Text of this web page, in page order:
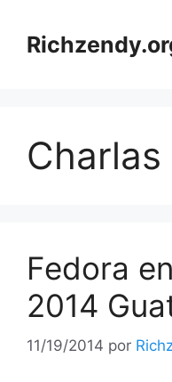
contenido
Charlas
Fedora
2014
11/19/2014 por